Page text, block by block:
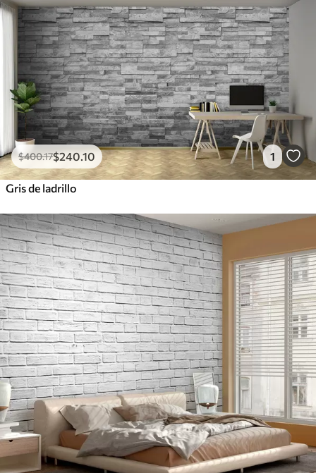
$400.17$240.10 1
Gris de ladrillo